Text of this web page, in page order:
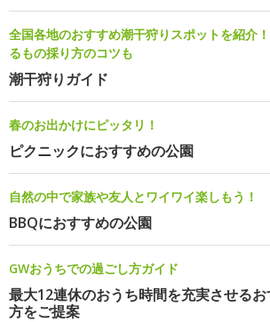
全国各地のおすすめ潮干狩りスポットを紹介
るもの採り方のコツも
潮干狩りガイド
春のお出かけにピッタリ！
ピクニックにおすすめの公園
自然の中で家族や友人とワイワイ楽しもう！
BBQにおすすめの公園
GWおうちでの過ごし方ガイド
最大12連休のおうち時間を充実させる
方をご提案